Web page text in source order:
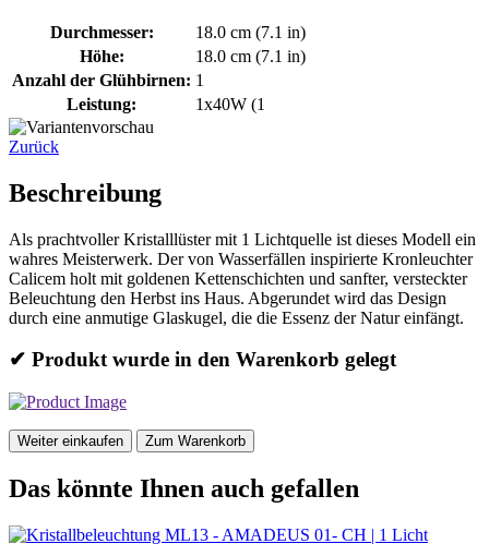
Durchmesser:
18.0 cm (7.1 in)
Höhe:
18.0 cm (7.1 in)
Anzahl der Glühbirnen: 1
Leistung:
1x40W (1
Zurück
Beschreibung
Als prachtvoller Kristalllüster mit 1 Lichtquelle ist dieses Modell ein
wahres Meisterwerk. Der von Wasserfällen inspirierte Kronleuchter
Calicem holt mit goldenen Kettenschichten und sanfter, versteckter
Beleuchtung den Herbst ins Haus. Abgerundet wird das Design
durch eine anmutige Glaskugel, die die Essenz der Natur einfängt.
✔ Produkt wurde in den Warenkorb gelegt
Weiter einkaufen Zum Warenkorb
Das könnte Ihnen auch gefallen